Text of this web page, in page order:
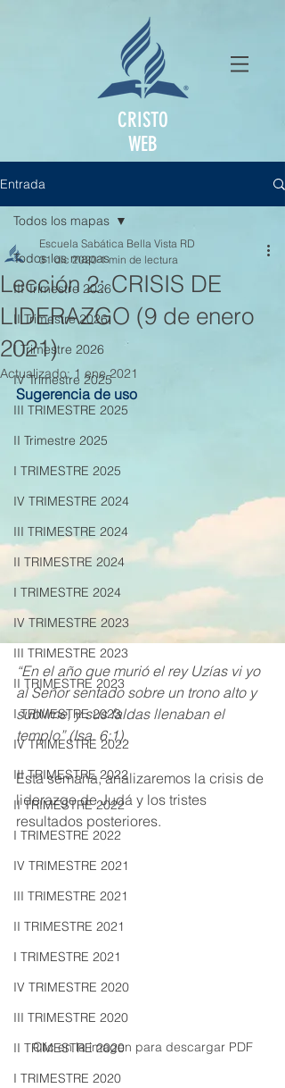
CRISTO
WEB
Entrada
Todos los mapas
III Trimestre 2026
II Trimestre 2026
I Trimestre 2026
IV Trimestre 2025
III TRIMESTRE 2025
II Trimestre 2025
I TRIMESTRE 2025
IV TRIMESTRE 2024
III TRIMESTRE 2024
II TRIMESTRE 2024
I TRIMESTRE 2024
IV TRIMESTRE 2023
III TRIMESTRE 2023
II TRIMESTRE 2023
I TRIMESTRE 2023
IV TRIMESTRE 2022
III TRIMESTRE 2022
II TRIMESTRE 2022
I TRIMESTRE 2022
IV TRIMESTRE 2021
III TRIMESTRE 2021
II TRIMESTRE 2021
I TRIMESTRE 2021
IV TRIMESTRE 2020
III TRIMESTRE 2020
II TRIMESTRE 2020
I TRIMESTRE 2020
Todos los mapas
Lección 2: CRISIS DE
LIDERAZGO (9 de enero
2021)
Escuela Sabática Bella Vista RD
31 dic 2020 1 min de lectura
Actualizado:1 ene 2021
Sugerencia de uso
“En el año que murió el rey Uzías vi yo
al Señor sentado sobre un trono alto y
sublime, y sus faldas llenaban el
templo” (Isa. 6:1).
Esta semana, analizaremos la crisis de
liderazgo de Judá y los tristes
resultados posteriores.
Clic en la imagen para descargar PDF